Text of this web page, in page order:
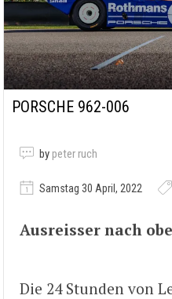
PORSCHE 962-006
by peter ruch
Samstag 30 April, 2022
Ausreisser nach
Die 24 Stunden von